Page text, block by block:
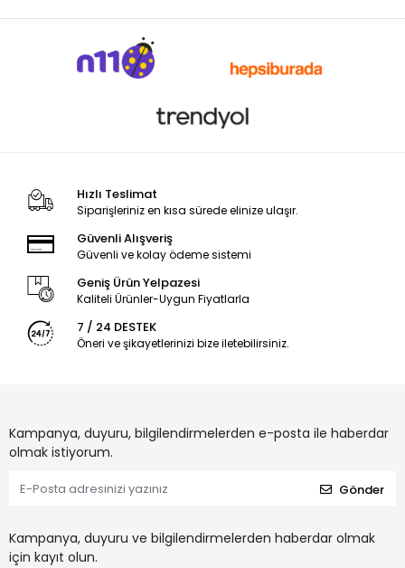
Hızlı Teslimat
Siparişleriniz en kısa sürede elinize ulaşır.
Güvenli Alışveriş
Güvenli ve kolay ödeme sistemi
Geniş Ürün Yelpazesi
Kaliteli Ürünler-Uygun Fiyatlarla
7 / 24 DESTEK
Öneri ve şikayetlerinizi bize iletebilirsiniz.
Kampanya, duyuru, bilgilendirmelerden e-posta ile haberdar
olmak istiyorum.
Gönder
Kampanya, duyuru ve bilgilendirmelerden haberdar olmak
için kayıt olun.